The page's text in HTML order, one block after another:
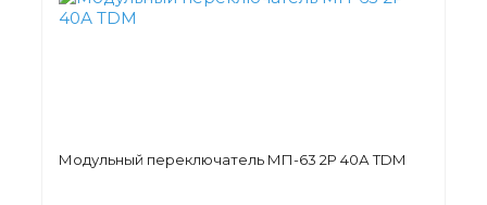
Модульный переключатель МП-63 2Р 40А TDM